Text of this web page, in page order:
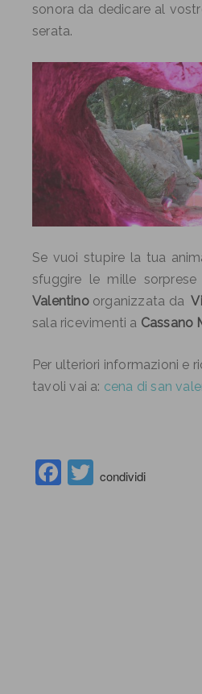
sonora da dedicare al
serata.
Se vuoi stupire la tua
sfuggire le mille sorprese
Valentinoorganizzata da
sala ricevimenti a Cassano
Per ulteriori informazioni e
tavoli vai a: cena di san
FacebookTwitter
condividi